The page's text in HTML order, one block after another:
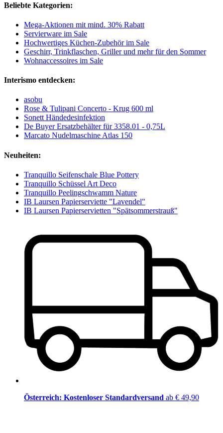
Beliebte Kategorien:
Mega-Aktionen mit mind. 30% Rabatt
Servierware im Sale
Hochwertiges Küchen-Zubehör im Sale
Geschirr, Trinkflaschen, Griller und mehr für den Sommer
Wohnaccessoires im Sale
Interismo entdecken:
asobu
Rose & Tulipani Concerto - Krug 600 ml
Sonett Händedesinfektion
De Buyer Ersatzbehälter für 3358.01 - 0,75L
Marcato Nudelmaschine Atlas 150
Neuheiten:
Tranquillo Seifenschale Blue Pottery
Tranquillo Schüssel Art Deco
Tranquillo Peelingschwamm Nature
IB Laursen Papierserviette "Lavendel"
IB Laursen Papierservietten "Spätsommerstrauß"
Österreich: Kostenloser Standardversand ab € 49,90